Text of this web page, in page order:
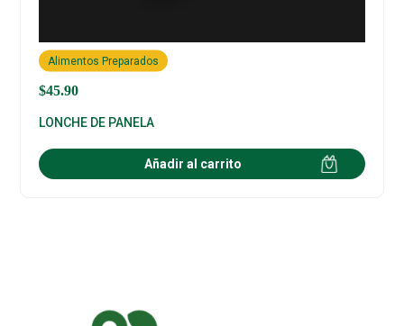
$45.90
Alimentos Preparados
LONCHE DE PANELA
Añadir al carrito